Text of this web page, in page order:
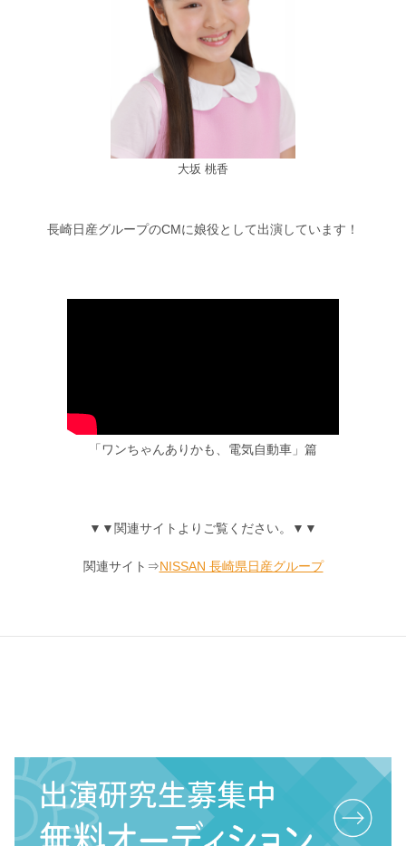
大坂 桃香
長崎日産グループのCMに娘役として出演しています！
「ワンちゃんありかも、電気自動車」篇
▼▼関連サイトよりご覧ください。▼▼
関連サイト⇒NISSAN 長崎県日産グループ